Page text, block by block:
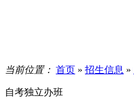
当前位置： 首页 » 招生信息 »
自考独立办班